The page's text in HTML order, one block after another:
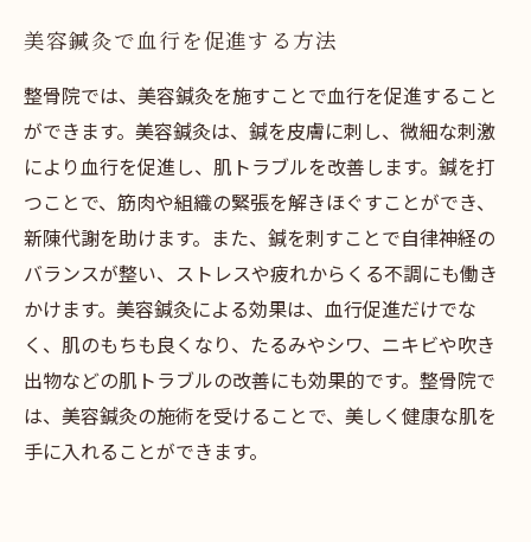
美容鍼灸で血行を促進する方法
整骨院では、美容鍼灸を施すことで血行を促進すること
ができます。美容鍼灸は、鍼を皮膚に刺し、微細な刺激
により血行を促進し、肌トラブルを改善します。鍼を打
つことで、筋肉や組織の緊張を解きほぐすことができ、
新陳代謝を助けます。また、鍼を刺すことで自律神経の
バランスが整い、ストレスや疲れからくる不調にも働き
かけます。美容鍼灸による効果は、血行促進だけでな
く、肌のもちも良くなり、たるみやシワ、ニキビや吹き
出物などの肌トラブルの改善にも効果的です。整骨院で
は、美容鍼灸の施術を受けることで、美しく健康な肌を
手に入れることができます。